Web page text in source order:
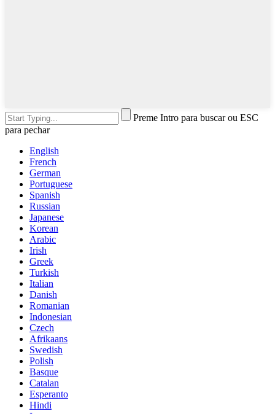
Preme Intro para buscar ou ESC
para pechar
English
French
German
Portuguese
Spanish
Russian
Japanese
Korean
Arabic
Irish
Greek
Turkish
Italian
Danish
Romanian
Indonesian
Czech
Afrikaans
Swedish
Polish
Basque
Catalan
Esperanto
Hindi